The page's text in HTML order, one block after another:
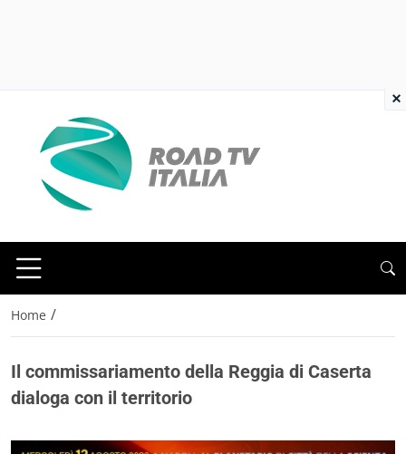
Home /
Il commissariamento della Reggia di Caserta
dialoga con il territorio
×